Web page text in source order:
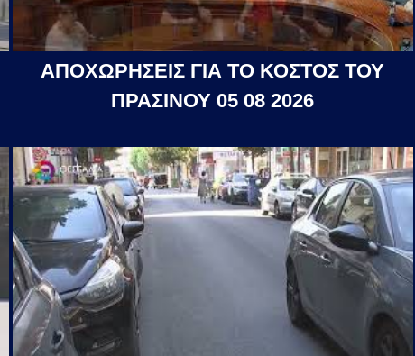
ΑΠΟΧΩΡΗΣΕΙΣ ΓΙΑ ΤΟ ΚΟΣΤΟΣ ΤΟΥ
ΠΡΑΣΙΝΟΥ 05 08 2026